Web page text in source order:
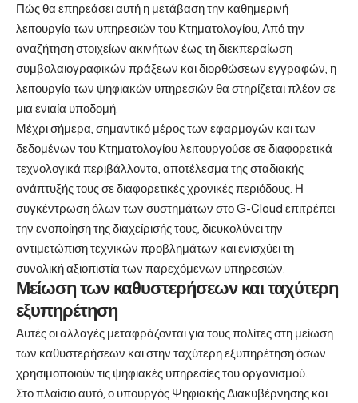
Πώς θα επηρεάσει αυτή η μετάβαση την καθημερινή
λειτουργία των υπηρεσιών του Κτηματολογίου; Από την
αναζήτηση στοιχείων ακινήτων έως τη διεκπεραίωση
συμβολαιογραφικών πράξεων και διορθώσεων εγγραφών, η
λειτουργία των ψηφιακών υπηρεσιών θα στηρίζεται πλέον σε
μια ενιαία υποδομή.
Μέχρι σήμερα, σημαντικό μέρος των εφαρμογών και των
δεδομένων του Κτηματολογίου λειτουργούσε σε διαφορετικά
τεχνολογικά περιβάλλοντα, αποτέλεσμα της σταδιακής
ανάπτυξής τους σε διαφορετικές χρονικές περιόδους. Η
συγκέντρωση όλων των συστημάτων στο G-Cloud επιτρέπει
την ενοποίηση της διαχείρισής τους, διευκολύνει την
αντιμετώπιση τεχνικών προβλημάτων και ενισχύει τη
συνολική αξιοπιστία των παρεχόμενων υπηρεσιών.
Μείωση των καθυστερήσεων και ταχύτερη
εξυπηρέτηση
Αυτές οι αλλαγές μεταφράζονται για τους πολίτες στη μείωση
των καθυστερήσεων και στην ταχύτερη εξυπηρέτηση όσων
χρησιμοποιούν τις ψηφιακές υπηρεσίες του οργανισμού.
Στο πλαίσιο αυτό, ο υπουργός Ψηφιακής Διακυβέρνησης και